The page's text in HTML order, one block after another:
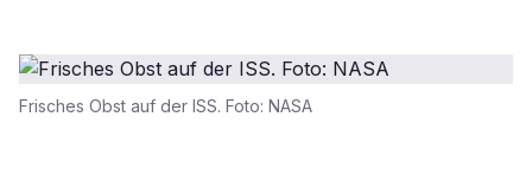
Frisches Obst auf der ISS. Foto: NASA